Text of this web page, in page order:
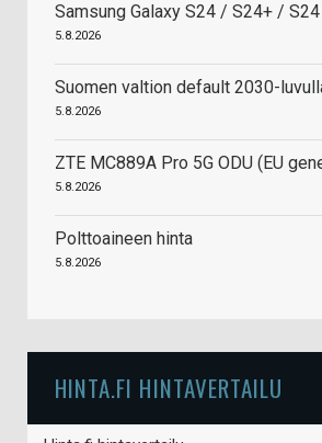
Samsung Galaxy S24 / S24+ /
5.8.2026
Suomen valtion default 2030-
5.8.2026
ZTE MC889A Pro 5G ODU (EU
5.8.2026
Polttoaineen hinta
5.8.2026
HINTA.FI HINTAVERTAILU